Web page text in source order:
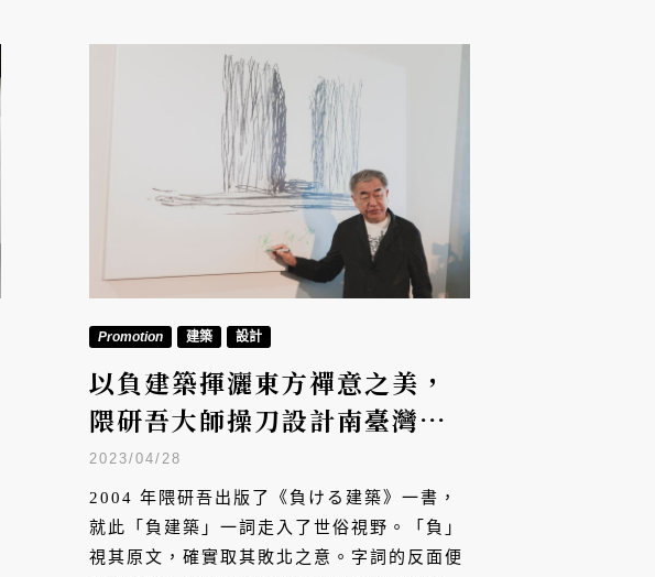
Promotion 建築 設計
以負建築揮灑東方禪意之美，
隈研吾大師操刀設計南臺灣唯
一住宅作品
2023/04/28
2004 年隈研吾出版了《負ける建築》一書，
就此「負建築」一詞走入了世俗視野。「負」
視其原文，確實取其敗北之意。字詞的反面便